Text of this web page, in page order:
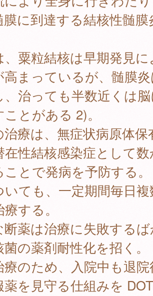
膜に到達する結核性髄
、粟粒結核は早期発見
高まっているが、髄膜
、治っても半数近くは
とがある 2)。
療は、無症状病原体保
在性結核感染症として
とで発病を予防する。
いても、一定期間毎日
する。
断薬は治療に失敗する
菌の薬剤耐性化を招く。
療のため、入院中も退
を見守る仕組みを